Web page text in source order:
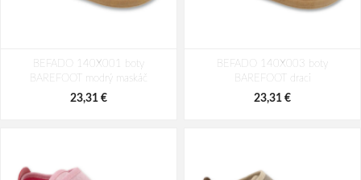
BEFADO 140X001 boty
BAREFOOT modrý maskáč
23,31 €
BEFADO 140X003 boty
BAREFOOT draci
23,31 €